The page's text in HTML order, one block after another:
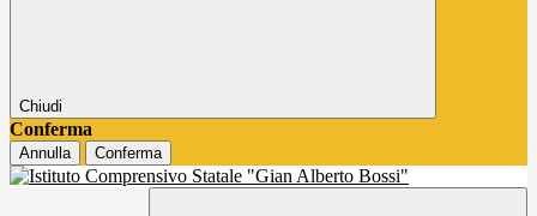
Chiudi
Conferma
Annulla Conferma